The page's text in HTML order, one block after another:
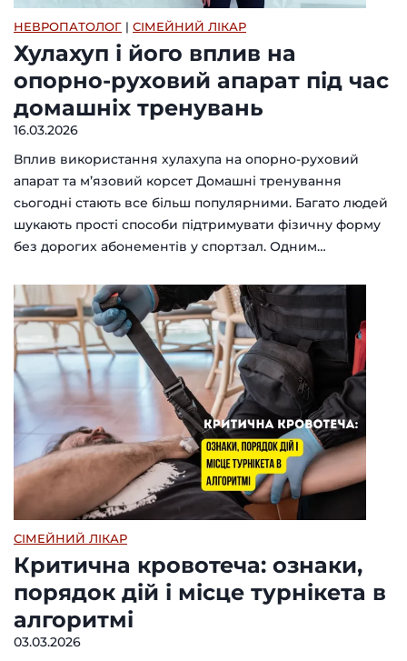
НЕВРОПАТОЛОГ | СІМЕЙНИЙ ЛІКАР
Хулахуп і його вплив на
опорно-руховий апарат під час
домашніх тренувань
16.03.2026
Вплив використання хулахупа на опорно-руховий
апарат та м’язовий корсет Домашні тренування
сьогодні стають все більш популярними. Багато людей
шукають прості способи підтримувати фізичну форму
без дорогих абонементів у спортзал. Одним…
СІМЕЙНИЙ ЛІКАР
Критична кровотеча: ознаки,
порядок дій і місце турнікета в
алгоритмі
03.03.2026